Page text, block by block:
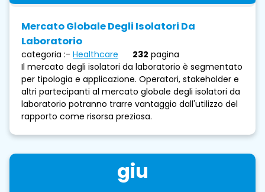
Mercato Globale Degli Isolatori Da
Laboratorio
categoria :- Healthcare 232 pagina
Il mercato degli isolatori da laboratorio è segmentato
per tipologia e applicazione. Operatori, stakeholder e
altri partecipanti al mercato globale degli isolatori da
laboratorio potranno trarre vantaggio dall'utilizzo del
rapporto come risorsa preziosa.
giu